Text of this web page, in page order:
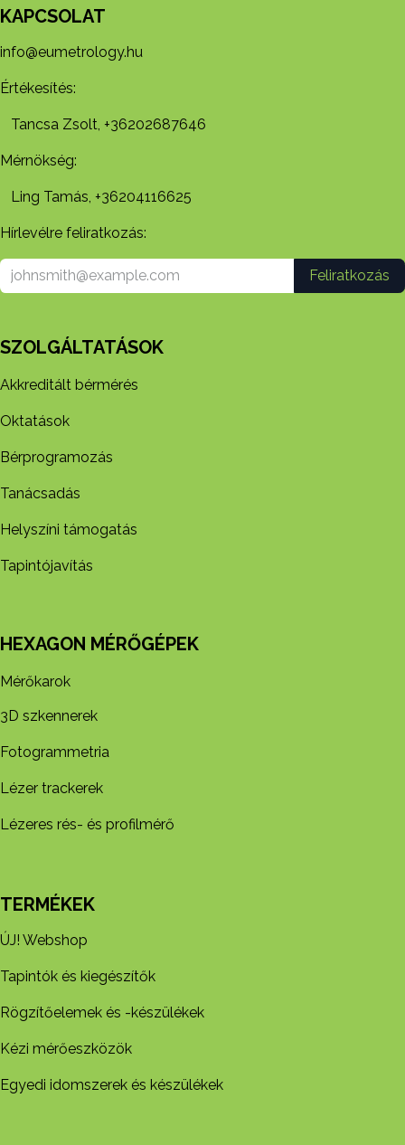
KAPCSOLAT
info@eumetrology.hu
Értékesítés:
Tancsa Zsolt, +36202687646
Mérnökség:
Ling Tamás, +36204116625
Hírlevélre feliratkozás:
Feliratkozás
SZOLGÁLTATÁSOK
Akkreditált bérmérés
Oktatások
Bérprogramozás
Tanácsadás
Helyszíni támogatás
Tapintójavítás
HEXAGON MÉRŐGÉPEK
Mérőkarok
3D szkennerek
Fotogrammetria
Lézer trackerek
Lézeres rés- és profilmérő
TERMÉKEK
ÚJ! Webshop
Tapintók és kiegészítők
Rögzítőelemek és -készül​ékek
Kézi mérőeszközök
Egyedi idomszerek és készülékek